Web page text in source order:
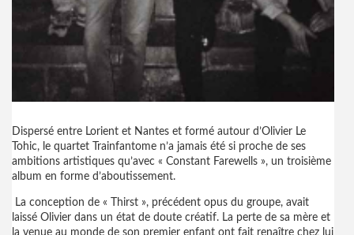
Dispersé entre Lorient et Nantes et formé autour d’Olivier Le
Tohic, le quartet Trainfantome n’a jamais été si proche de ses
ambitions artistiques qu’avec « Constant Farewells », un troisième
album en forme d’aboutissement.
La conception de « Thirst », précédent opus du groupe, avait
laissé Olivier dans un état de doute créatif. La perte de sa mère et
la venue au monde de son premier enfant ont fait renaître chez lui